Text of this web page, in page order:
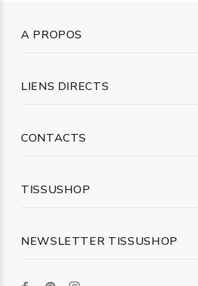
NEWSLETTER TISSUSHOP
A PROPOS
LIENS DIRECTS
CONTACTS
TISSUSHOP